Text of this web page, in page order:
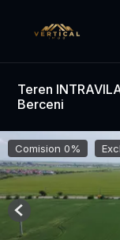
Teren
Berceni
Comision 0%
Previous